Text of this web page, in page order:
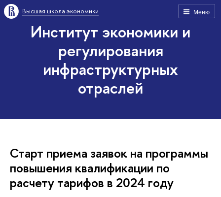
Меню
Высшая школа экономики
Институт экономики и
регулирования
инфраструктурных
отраслей
Старт приема заявок на программы
повышения квалификации по
расчету тарифов в 2024 году